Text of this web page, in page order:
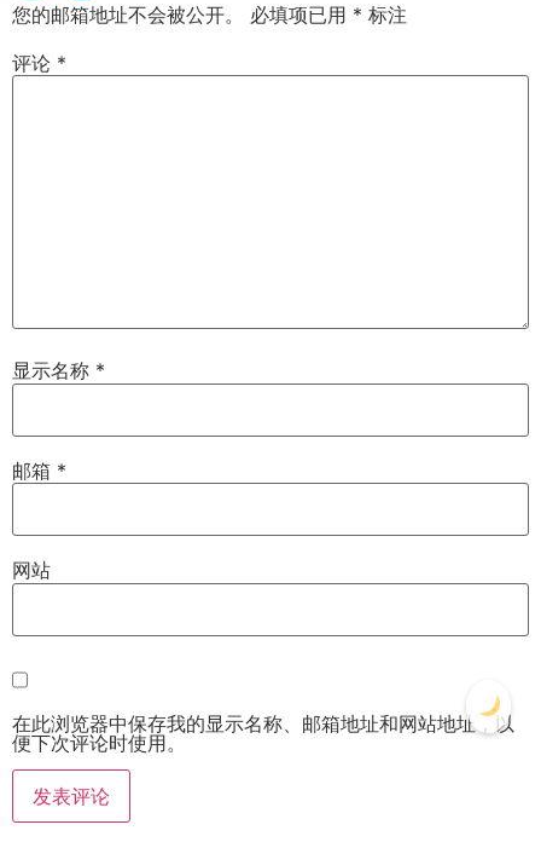
您的邮箱地址不会被公开。 必填项已用 * 标注
评论 *
显示名称 *
邮箱 *
网站
在此浏览器中保存我的显示名称、邮箱地址和网站地址，以
便下次评论时使用。